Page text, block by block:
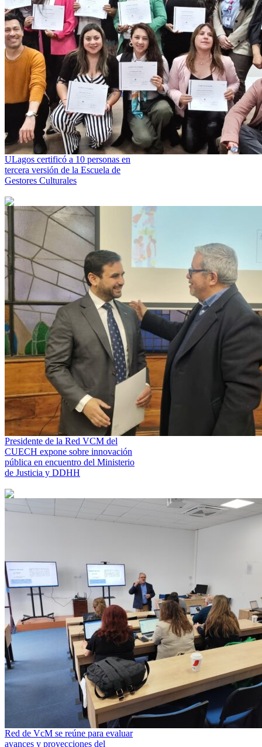
ULagos certificó a 10 personas en
tercera versión de la Escuela de
Gestores Culturales
Presidente de la Red VCM del
CUECH expone sobre innovación
pública en encuentro del Ministerio
de Justicia y DDHH
Red de VcM se reúne para evaluar
avances y proyecciones del